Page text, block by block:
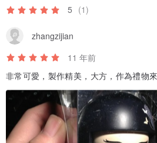
5 (1)
zhangzijian
11 年前
非常可愛，製作精美，大方，作為禮物